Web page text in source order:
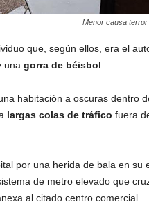
Menor causa terror
que, según ellos, era el
una gorra de béisbol
habitación a oscuras dentro
largas colas de tráfico fuera
por una herida de bala en su
de metro elevado que
al citado centro comercial.